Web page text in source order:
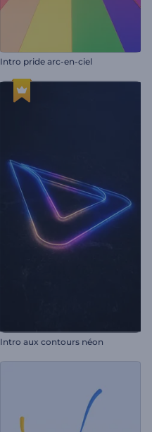
Intro pride arc-en-ciel
Intro aux contours néon